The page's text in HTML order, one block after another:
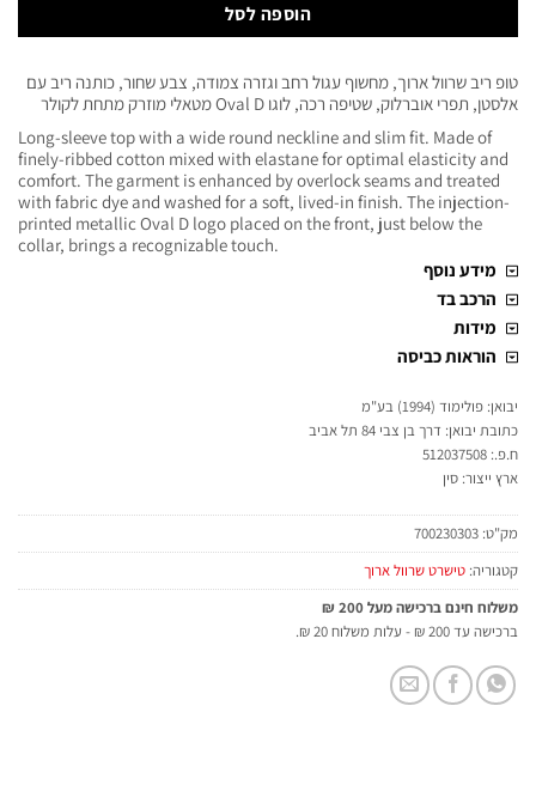
הוספה לסל
טופ ריב שרוול ארוך, מחשוף עגול רחב וגזרה צמודה, צבע שחור, כותנה ריב עם
אלסטן, תפרי אוברלוק, שטיפה רכה, לוגו Oval D מטאלי מוזרק מתחת לקולר
Long-sleeve top with a wide round neckline and slim fit. Made of
finely-ribbed cotton mixed with elastane for optimal elasticity and
comfort. The garment is enhanced by overlock seams and treated
with fabric dye and washed for a soft, lived-in finish. The injection-
printed metallic Oval D logo placed on the front, just below the
collar, brings a recognizable touch.
מידע נוסף
הרכב בד
מידות
הוראות כביסה
יבואן: פולימוד (1994) בע"מ
כתובת יבואן: דרך בן צבי 84 תל אביב
ח.פ.: 512037508
ארץ ייצור: סין
מק"ט: 700230303
קטגוריה: טישרט שרוול ארוך
משלוח חינם ברכישה מעל 200 ₪
ברכישה עד 200 ₪ - עלות משלוח 20 ₪.